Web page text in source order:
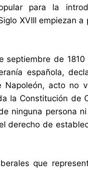
para la
XVIII empiezan
de
española,
acto no
la Constitución de
ninguna persona
derecho de
que